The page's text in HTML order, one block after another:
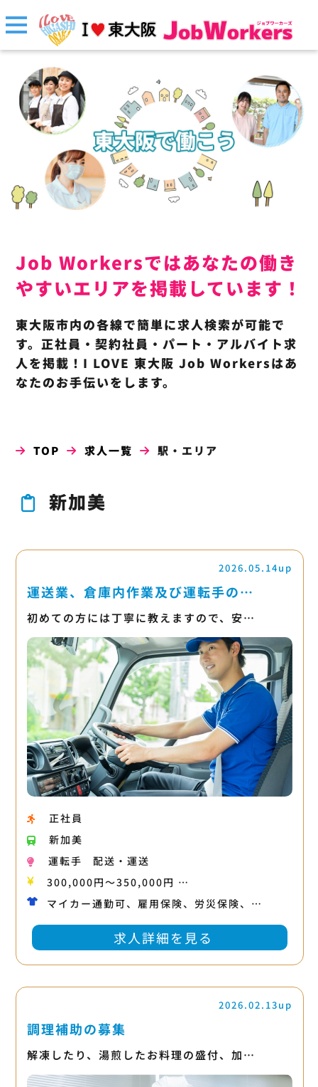
Job Workersではあなたの働き
やすいエリアを掲載しています！
東大阪市内の各線で簡単に求人検索が可能で
す。正社員・契約社員・パート・アルバイト求
人を掲載！I LOVE 東大阪 Job Workersはあ
なたのお手伝いをします。
TOP 求人一覧 駅・エリア
新加美
2026.05.14up
運送業、倉庫内作業及び運転手の…
初めての方には丁寧に教えますので、安…
正社員
新加美
運転手
配送・運送
300,000円〜350,000円 …
マイカー通勤可、雇用保険、労災保険、…
求人詳細を見る
2026.02.13up
調理補助の募集
解凍したり、湯煎したお料理の盛付、加…